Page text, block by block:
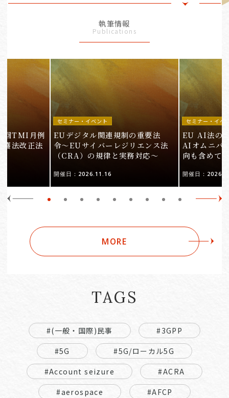
執筆情報
Publications
回TMI月例
護法改正法
セミナー・イベント
EUデジタル関連規制の重要法
令〜EUサイバーレジリエンス法
（CRA）の規律と実務対応〜
開催日：2026.11.16
セミナー・イベ
EU AI法の
AIオムニバ
向も含めて
開催日：
MORE
TAGS
#(一般・国際)民事
#3GPP
#5G
#5G/ローカル5G
#Account seizure
#ACRA
#aerospace
#AFCP